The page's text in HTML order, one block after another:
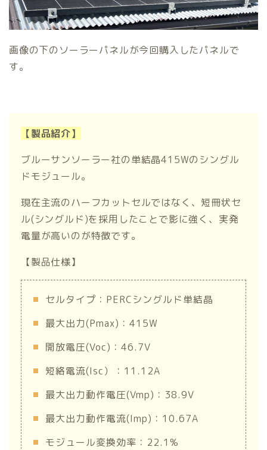
画像の下のソーラーパネルが今回購入したパネルで
す。
【製品紹介】
ブルーサンソーラー社の単結晶415Wのシングル
ドモジュール。
現在主流のハーフカットセルではなく、短冊状セ
ル(シングルド)を採用したことで影に強く、実発
電量が高いのが特徴です。
【製品仕様】
セルタイプ：PERCシングルド単結晶
最大出力(Pmax)：415W
開放電圧(Voc)：46.7V
短絡電流(Isc）：11.12A
最大出力動作電圧(Vmp)：38.9V
最大出力動作電流(Imp)：10.67A
モジュール変換効率：22.1%